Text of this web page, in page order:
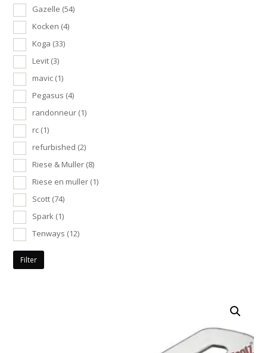
Gazelle (54)
Kocken (4)
Koga (33)
Levit (3)
mavic (1)
Pegasus (4)
randonneur (1)
rc (1)
refurbished (2)
Riese & Muller (8)
Riese en muller (1)
Scott (74)
Spark (1)
Tenways (12)
Filter